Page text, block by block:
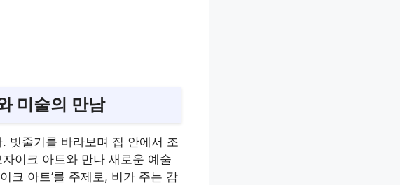
미술의 만남
빗줄기를 바라보며 집 안에서 조
이크 아트와 만나 새로운 예술
크 아트’를 주제로, 비가 주는 감